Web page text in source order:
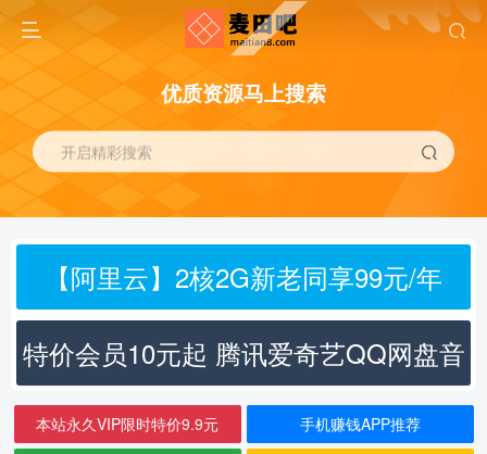
优质资源马上搜索
开启精彩搜索
【阿里云】2核2G新老同享99元/年
特价会员10元起 腾讯爱奇艺QQ网盘音
乐
本站永久VIP限时特价9.9元 手机赚钱APP推荐